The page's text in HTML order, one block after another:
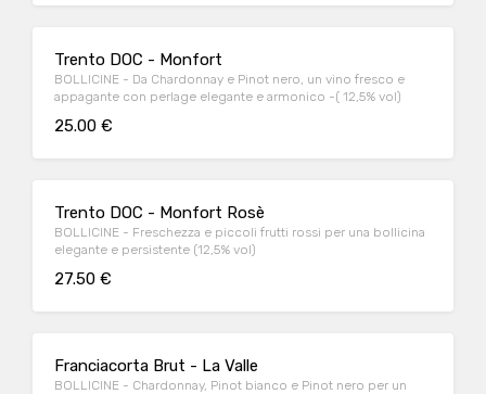
Trento DOC - Monfort
BOLLICINE - Da Chardonnay e Pinot nero, un vino fresco e
appagante con perlage elegante e armonico -( 12,5% vol)
25.00 €
Trento DOC - Monfort Rosè
BOLLICINE - Freschezza e piccoli frutti rossi per una bollicina
elegante e persistente (12,5% vol)
27.50 €
Franciacorta Brut - La Valle
BOLLICINE - Chardonnay, Pinot bianco e Pinot nero per un